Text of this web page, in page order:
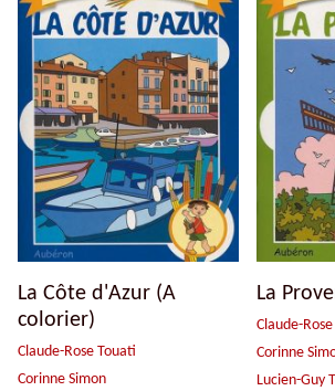
La Côte d'Azur (A
colorier)
Claude-Rose Touati
Corinne Simon
La
Claude-
Corinne
Lucien-Guy